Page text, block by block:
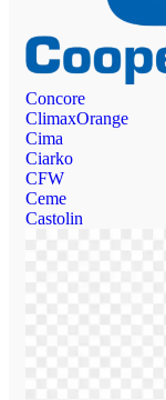
Concore
ClimaxOrange
Cima
Ciarko
CFW
Ceme
Castolin